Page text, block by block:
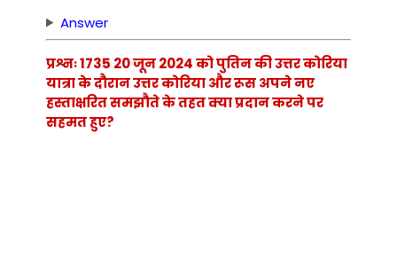
Answer
प्रश्नः 1735 20 जून 2024 को पुतिन की उत्तर कोरिया
यात्रा के दौरान उत्तर कोरिया और रूस अपने नए
हस्ताक्षरित समझौते के तहत क्या प्रदान करने पर
सहमत हुए?